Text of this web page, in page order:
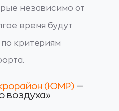
независимо от
время будут
критериям
(ЮМР) —
воздуха»